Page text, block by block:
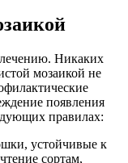
Никаких
мозаикой не
появления
правилах:
устойчивые к
сортам,